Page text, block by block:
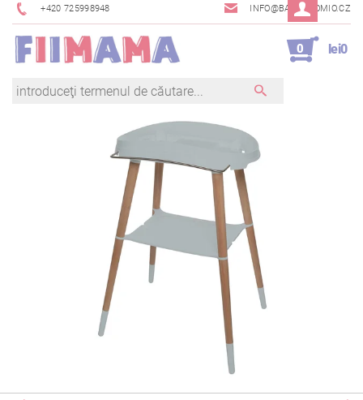
+420 725998948 INFO@BAMBINOMIO.CZ
0 lei0